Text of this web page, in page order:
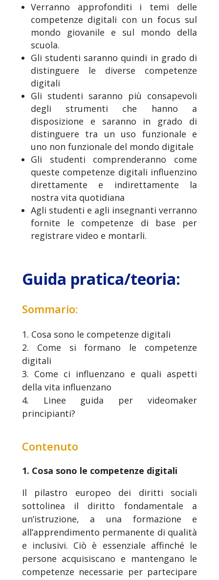
Verranno approfonditi i temi delle
competenze digitali con un focus sul
mondo giovanile e sul mondo della
scuola.
Gli studenti saranno quindi in grado di
distinguere le diverse competenze
digitali
Gli studenti saranno più consapevoli
degli strumenti che hanno a
disposizione e saranno in grado di
distinguere tra un uso funzionale e
uno non funzionale del mondo digitale
Gli studenti comprenderanno come
queste competenze digitali influenzino
direttamente e indirettamente la
nostra vita quotidiana
Agli studenti e agli insegnanti verranno
fornite le competenze di base per
registrare video e montarli.
Guida pratica/teoria:
Sommario:
1. Cosa sono le competenze digitali
2. Come si formano le competenze
digitali
3. Come ci influenzano e quali aspetti
della vita influenzano
4. Linee guida per videomaker
principianti?
Contenuto
1. Cosa sono le competenze digitali
Il pilastro europeo dei diritti sociali
sottolinea il diritto fondamentale a
un’istruzione, a una formazione e
all’apprendimento permanente di qualità
e inclusivi. Ciò è essenziale affinché le
persone acquisiscano e mantengano le
competenze necessarie per partecipare